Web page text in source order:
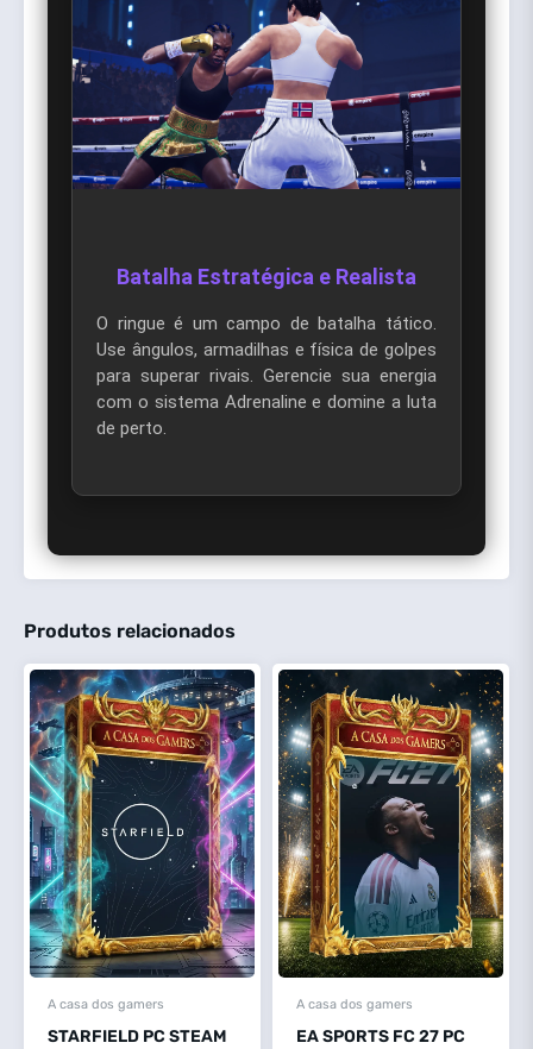
Batalha Estratégica e Realista
O ringue é um campo de batalha tático.
Use ângulos, armadilhas e física de golpes
para superar rivais. Gerencie sua energia
com o sistema Adrenaline e domine a luta
de perto.
Produtos relacionados
A casa dos gamers
STARFIELD PC STEAM
A casa dos gamers
EA SPORTS FC 27 PC